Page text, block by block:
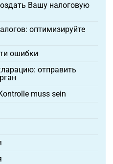
Вашу налоговую
оптимизируйте
ошибки
отправить
muss sein